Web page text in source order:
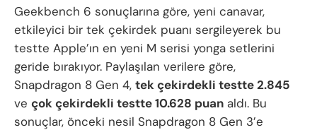
Geekbench 6 sonuçlarına göre, yeni canavar,
etkileyici bir tek çekirdek puanı sergileyerek bu
testte Apple’ın en yeni M serisi yonga setlerini
geride bırakıyor. Paylaşılan verilere göre,
Snapdragon 8 Gen 4, tek çekirdekli testte 2.845
ve çok çekirdekli testte 10.628 puan aldı. Bu
sonuçlar, önceki nesil Snapdragon 8 Gen 3’e